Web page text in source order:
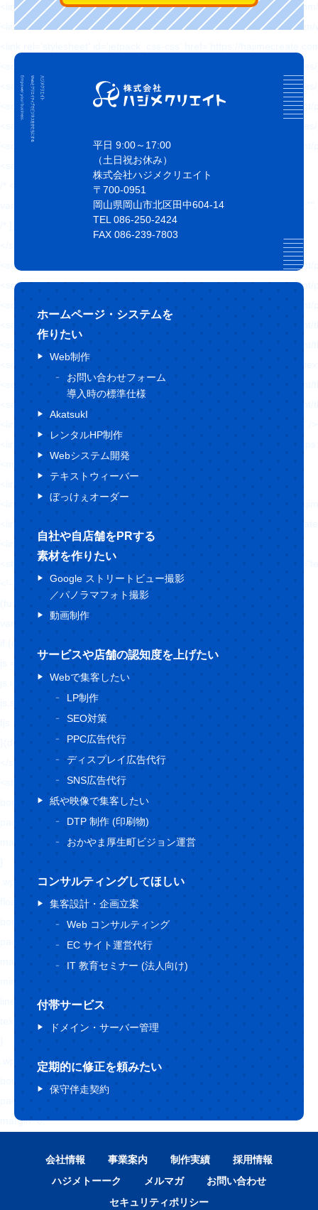
平日 9:00～17:00
（土日祝お休み）
株式会社ハジメクリエイト
〒700-0951
岡山県岡山市北区田中604-14
TEL 086-250-2424
FAX 086-239-7803
ホームページ・システムを
作りたい
Web制作
お問い合わせフォーム
導入時の標準仕様
AkatsukI
レンタルHP制作
Webシステム開発
テキストウィーバー
ぼっけぇオーダー
自社や自店舗をPRする
素材を作りたい
Google ストリートビュー撮影
／パノラマフォト撮影
動画制作
サービスや店舗の認知度を上げたい
Webで集客したい
LP制作
SEO対策
PPC広告代行
ディスプレイ広告代行
SNS広告代行
紙や映像で集客したい
DTP 制作 (印刷物)
おかやま厚生町ビジョン運営
コンサルティングしてほしい
集客設計・企画立案
Web コンサルティング
EC サイト運営代行
IT 教育セミナー (法人向け)
付帯サービス
ドメイン・サーバー管理
定期的に修正を頼みたい
保守伴走契約
会社情報 事業案内 制作実績
採用情報
ハジメトーーク
メルマガ
お問い合わせ
セキュリティポリシー
<link rel='stylesheet' id='slicktheme-css' href='https://
<link rel='stylesheet' id='valEngine-css' href='https://
<script type='text/javascript' src='https://hajimecreate.com/wp-
<script type='text/javascript' src='https://hajimecreate.com/wp-
<script type='text/javascript' src='https://hajimecreate.com/wp-
<script type='text/javascript' src='https://hajimecreate.com/wp-
<script type='text/javascript' id='responsive-lightbox-js-extra'>
var rlArgs =
<script type='text/javascript' src='https://hajimecreate.com/wp-
<script type='text/javascript' src='https://hajimecreate.com/wp-
<script type='text/javascript' src='https://cdn.jsdelivr.net/npm/shuffle-
<script type='text/javascript' src='https://hajimecreate.com/wp-
<meta name="generator" content="WordPress 5.8.1" />
<link rel='shortlink' href='https://wp.me/P9lQxV-5' />
<link rel="alternate" type="application/json+oembed" href="https://
<link rel='dns-prefetch' href='//v0.wordpress.com'/>
<style type='text/css'>img#wpstats{display:none}</style><style
<!-- BEGIN: WP Social Bookmarking Light HEAD --><script>
(function (d, s, id) {
var js, fjs = d.getElementsByTagName(s)[0];
js = d.createElement(s);
js.id = id;
js.src = "//connect.facebook.net/ja_JP/sdk.js#xfbml=1&version=v2.7";
fjs.parentNode.insertBefore(js, fjs);
}(document, 'script', 'facebook-jssdk'));
<style type="text/css">.wp_social_bookmarking_light{
border: 0 !important;
padding: 10px 0 20px 0 !important;
margin: 0 !important;
.wp_social_bookmarking_light div{
float: right !important;
border: 0 !important;
padding: 0 !important;
margin: 0 5px 0px 0 !important;
line-height: 18px !important;
text-indent: 0 !important;
.wp_social_bookmarking_light img{
margin: 0;
.wp_social_bookmarking_light_clear{